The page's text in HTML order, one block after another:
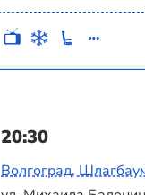
20:30
Волгоград,